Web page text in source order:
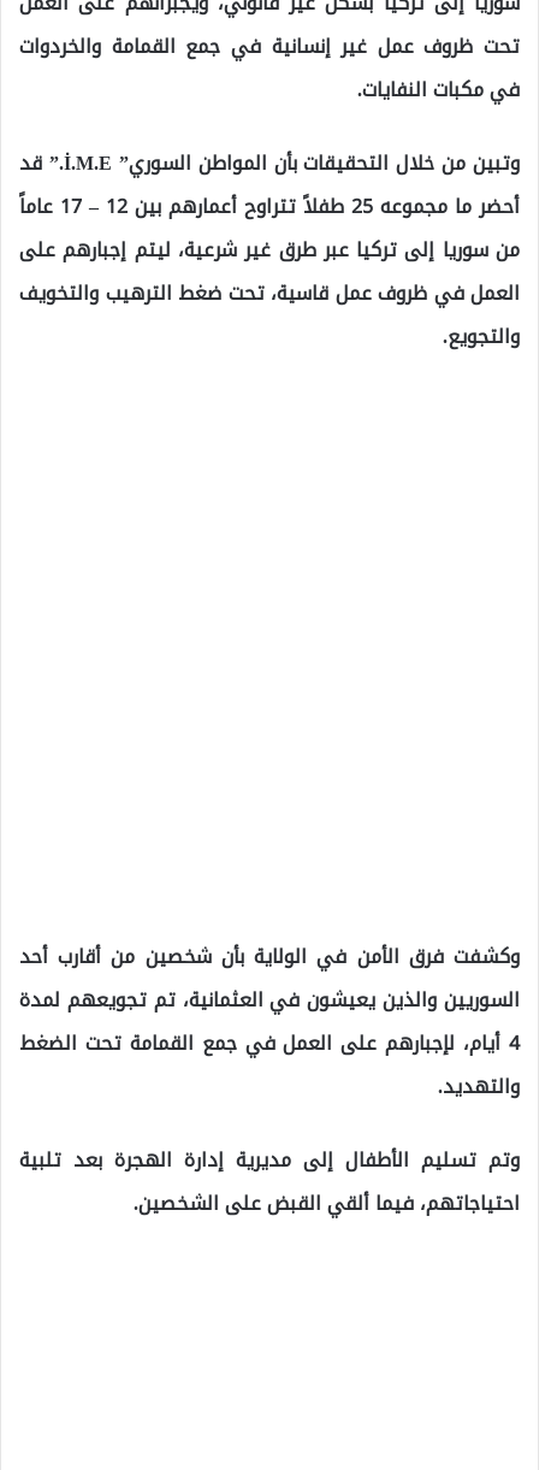
تحت ظروف عمل غير إنسانية في جمع القمامة والخردوات
في مكبات النفايات.
وتبين من خلال التحقيقات بأن المواطن السوري” İ.M.E.” قد
أحضر ما مجموعه 25 طفلاً تتراوح أعمارهم بين 12 – 17 عاماً
من سوريا إلى تركيا عبر طرق غير شرعية، ليتم إجبارهم على
العمل في ظروف عمل قاسية، تحت ضغط الترهيب والتخويف
والتجويع.
وكشفت فرق الأمن في الولاية بأن شخصين من أقارب أحد
السوريين والذين يعيشون في العثمانية، تم تجويعهم لمدة
4 أيام، لإجبارهم على العمل في جمع القمامة تحت الضغط
والتهديد.
وتم تسليم الأطفال إلى مديرية إدارة الهجرة بعد تلبية
احتياجاتهم، فيما ألقي القبض على الشخصين.